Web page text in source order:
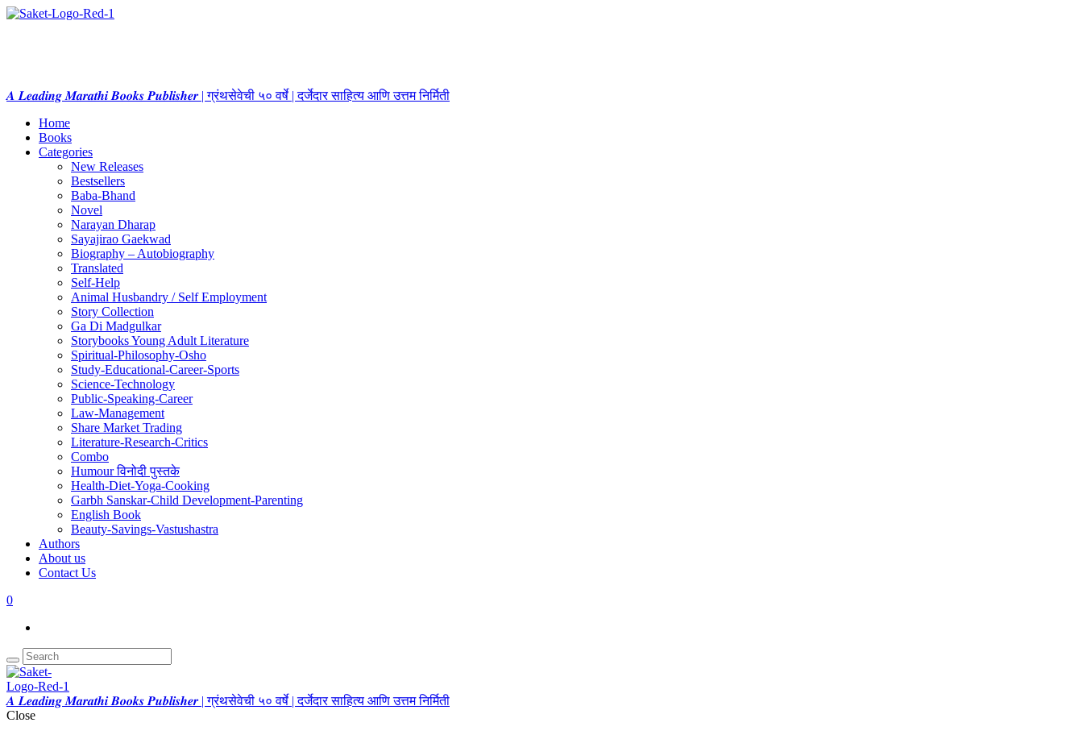
𝑨 𝑳𝒆𝒂𝒅𝒊𝒏𝒈 𝑴𝒂𝒓𝒂𝒕𝒉𝒊 𝑩𝒐𝒐𝒌𝒔 𝑷𝒖𝒃𝒍𝒊𝒔𝒉𝒆𝒓 | ग्रंथसेवेची ५० वर्षे | दर्जेदार साहित्य आणि उत्तम निर्मिती
Home
Books
Categories
New Releases
Bestsellers
Baba-Bhand
Novel
Narayan Dharap
Sayajirao Gaekwad
Biography – Autobiography
Translated
Self-Help
Animal Husbandry / Self Employment
Story Collection
Ga Di Madgulkar
Storybooks Young Adult Literature
Spiritual-Philosophy-Osho
Study-Educational-Career-Sports
Science-Technology
Public-Speaking-Career
Law-Management
Share Market Trading
Literature-Research-Critics
Combo
Humour विनोदी पुस्तके
Health-Diet-Yoga-Cooking
Garbh Sanskar-Child Development-Parenting
English Book
Beauty-Savings-Vastushastra
Authors
About us
Contact Us
0
𝑨 𝑳𝒆𝒂𝒅𝒊𝒏𝒈 𝑴𝒂𝒓𝒂𝒕𝒉𝒊 𝑩𝒐𝒐𝒌𝒔 𝑷𝒖𝒃𝒍𝒊𝒔𝒉𝒆𝒓 | ग्रंथसेवेची ५० वर्षे | दर्जेदार साहित्य आणि उत्तम निर्मिती
Close